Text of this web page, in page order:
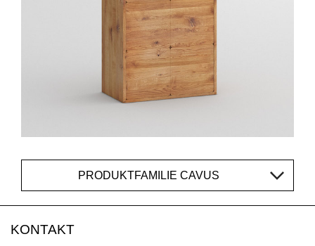
PRODUKTFAMILIE CAVUS
KONTAKT